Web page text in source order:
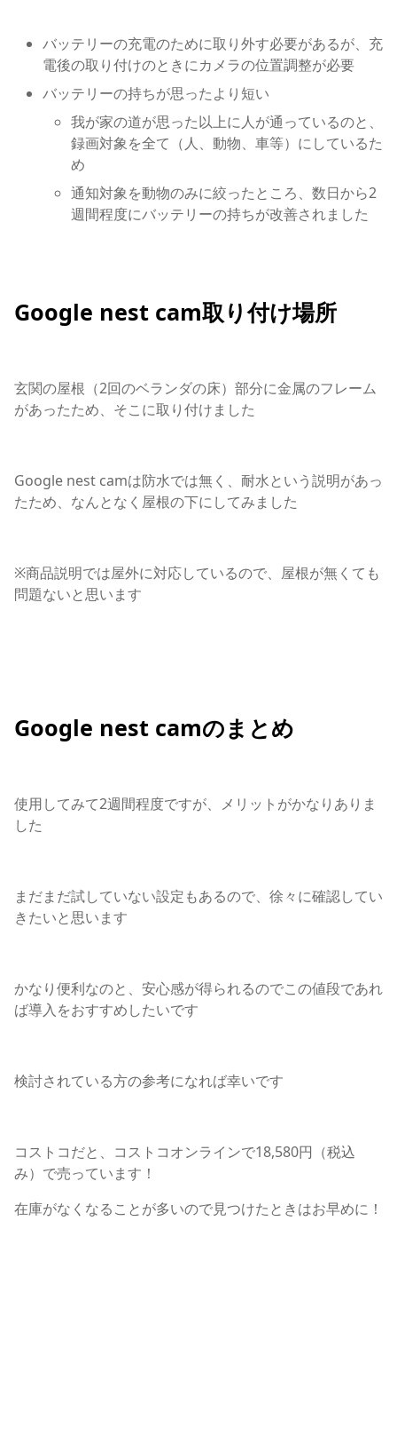
バッテリーの充電のために取り外す必要があるが、充
電後の取り付けのときにカメラの位置調整が必要
バッテリーの持ちが思ったより短い
我が家の道が思った以上に人が通っているのと、
録画対象を全て（人、動物、車等）にしているた
め
通知対象を動物のみに絞ったところ、数日から2
週間程度にバッテリーの持ちが改善されました
Google nest cam取り付け場所
玄関の屋根（2回のベランダの床）部分に金属のフレーム
があったため、そこに取り付けました
Google nest camは防水では無く、耐水という説明があっ
たため、なんとなく屋根の下にしてみました
※商品説明では屋外に対応しているので、屋根が無くても
問題ないと思います
Google nest camのまとめ
使用してみて2週間程度ですが、メリットがかなりありま
した
まだまだ試していない設定もあるので、徐々に確認してい
きたいと思います
かなり便利なのと、安心感が得られるのでこの値段であれ
ば導入をおすすめしたいです
検討されている方の参考になれば幸いです
コストコだと、コストコオンラインで18,580円（税込
み）で売っています！
在庫がなくなることが多いので見つけたときはお早めに！